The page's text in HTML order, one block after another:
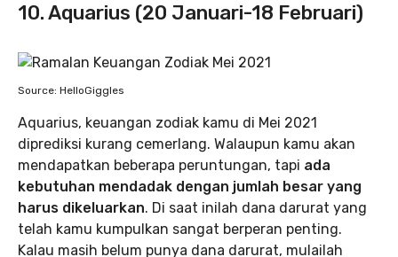
10. Aquarius (20 Januari-18 Februari)
Source: HelloGiggles
Aquarius, keuangan zodiak kamu di Mei 2021
diprediksi kurang cemerlang. Walaupun kamu akan
mendapatkan beberapa peruntungan, tapi ada
kebutuhan mendadak dengan jumlah besar yang
harus dikeluarkan. Di saat inilah dana darurat yang
telah kamu kumpulkan sangat berperan penting.
Kalau masih belum punya dana darurat, mulailah